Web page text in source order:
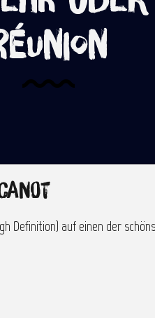
Definition) auf einen der